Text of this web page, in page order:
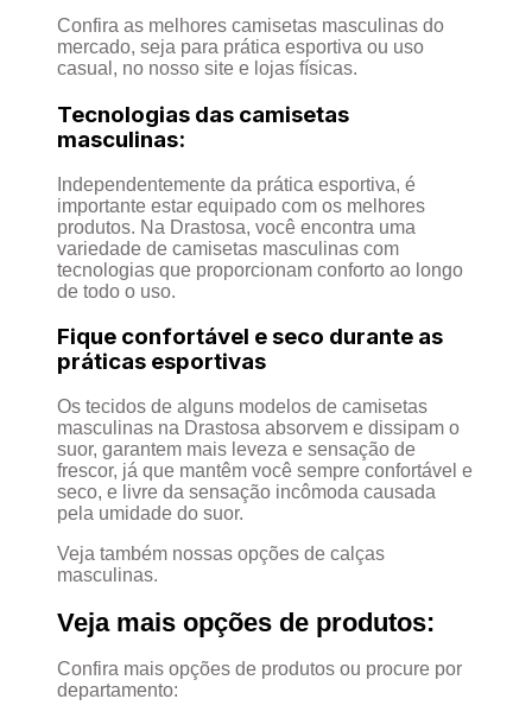
Confira as melhores camisetas masculinas do
mercado, seja para prática esportiva ou uso
casual, no nosso site e lojas físicas.
Tecnologias das camisetas
masculinas:
Independentemente da prática esportiva, é
importante estar equipado com os melhores
produtos. Na Drastosa, você encontra uma
variedade de camisetas masculinas com
tecnologias que proporcionam conforto ao longo
de todo o uso.
Fique confortável e seco durante as
práticas esportivas
Os tecidos de alguns modelos de camisetas
masculinas na Drastosa absorvem e dissipam o
suor, garantem mais leveza e sensação de
frescor, já que mantêm você sempre confortável e
seco, e livre da sensação incômoda causada
pela umidade do suor.
Veja também nossas opções de calças
masculinas.
Veja mais opções de produtos:
Confira mais opções de produtos ou procure por
departamento: